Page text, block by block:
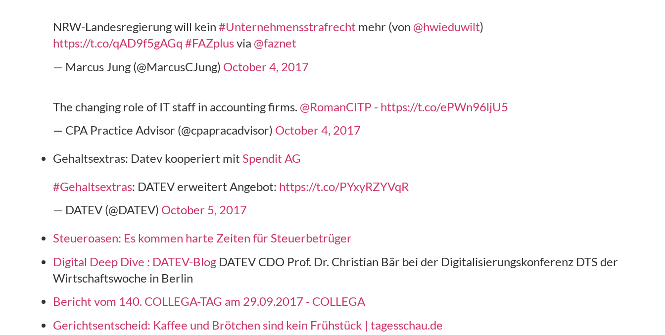
NRW-Landesregierung will kein#Unternehmensstrafrecht mehr (von @hwieduwilt)
https://t.co/qAD9f5gAGq #FAZplusvia @faznet
— Marcus Jung (@MarcusCJung) October 4, 2017
The changing role of IT staff in accounting firms. @RomanCITP - https://t.co/ePWn96ljU5
— CPA Practice Advisor (@cpapracadvisor) October 4, 2017
Gehaltsextras: Datev kooperiert mit Spendit AG
#Gehaltsextras: DATEV erweitert Angebot: https://t.co/PYxyRZYVqR
— DATEV (@DATEV) October 5, 2017
Steueroasen: Es kommen harte Zeiten für Steuerbetrüger
Digital Deep Dive : DATEV-Blog DATEV CDO Prof. Dr. Christian Bär bei der Digitalisierungskonferenz DTS der
Wirtschaftswoche in Berlin
Bericht vom 140. COLLEGA-TAG am 29.09.2017 - COLLEGA
Gerichtsentscheid: Kaffee und Brötchen sind kein Frühstück | tagesschau.de